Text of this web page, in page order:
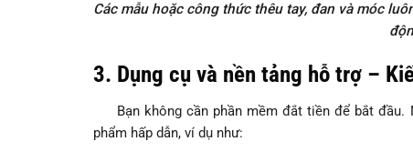
Các mẫu hoặc công thức thêu tay, đan và móc
3. Dụng cụ và nền tảng hỗ trợ –
Bạn không cần phần mềm đắt tiền để bắt đầu.
phẩm hấp dẫn, ví dụ như: